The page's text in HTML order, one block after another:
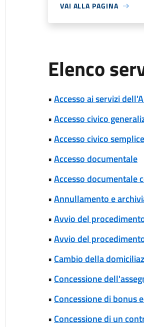
VAI ALLA PAGINA
Elenco
•Accesso ai servizi
•Accesso civico
•Accesso civico semplice
•Accesso documentale
•Accesso documentale
•Annullamento e
•Avvio del
•Avvio del
• Cambio della
• Concessione
• Concessione di bonus
• Concessione di un